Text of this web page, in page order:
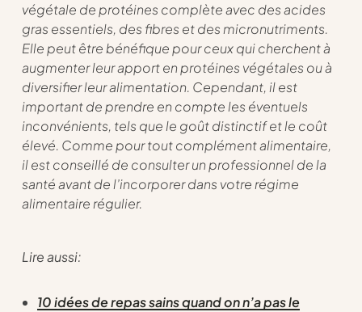
végétale de protéines complète avec des acides
gras essentiels, des fibres et des micronutriments.
Elle peut être bénéfique pour ceux qui cherchent à
augmenter leur apport en protéines végétales ou à
diversifier leur alimentation. Cependant, il est
important de prendre en compte les éventuels
inconvénients, tels que le goût distinctif et le coût
élevé. Comme pour tout complément alimentaire,
il est conseillé de consulter un professionnel de la
santé avant de l’incorporer dans votre régime
alimentaire régulier.
Lire aussi:
10 idées de repas sains quand on n’a pas le